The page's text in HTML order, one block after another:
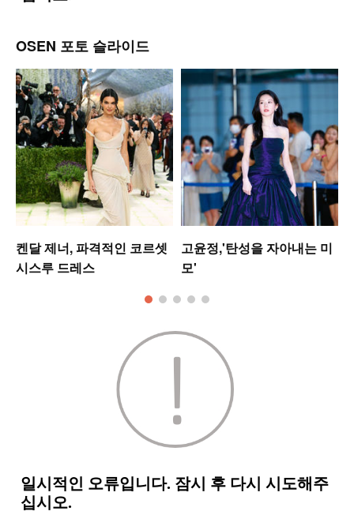
OSEN 포토 슬라이드
켄달 제너, 파격적인 코르셋
시스루 드레스
고윤정,'탄성을 자아내는 미
모'